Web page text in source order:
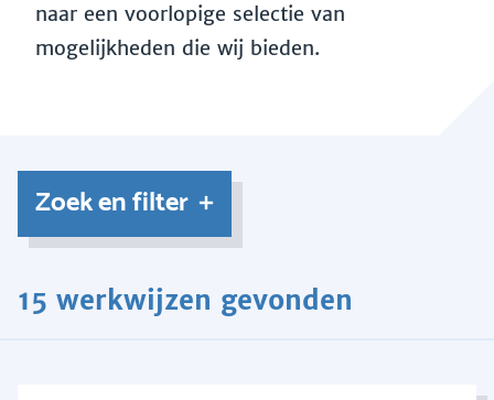
naar een voorlopige selectie van
mogelijkheden die wij bieden.
Zoek en filter
15 werkwijzen gevonden